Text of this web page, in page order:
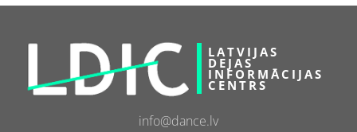
LATVIJAS
DEJAS
INFORMĀCIJAS
CENTRS
info@dance.lv